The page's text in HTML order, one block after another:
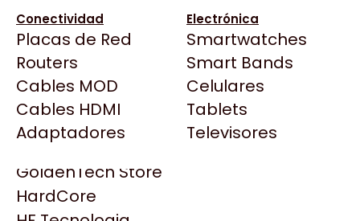
Conectividad
Placas de Red
Routers
Cables MOD
Cables HDMI
Adaptadores
Electrónica
Smartwatches
Smart Bands
Celulares
Tablets
Televisores
Deepcool
Dell
EVGA
Gamemax
Genesis
Genius
HP
HyperX
Click Gaming
Compufan Store
Dinobyte
Full H4rd
Gaming City
Gezatek
GoldenTech Store
HardCore